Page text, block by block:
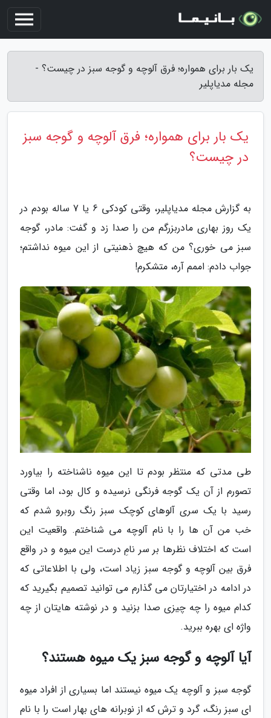
یک بار برای همواره؛ فرق آلوچه و گوجه سبز در چیست؟ -
مجله مدیاپلیر
یک بار برای همواره؛ فرق آلوچه و گوجه سبز
در چیست؟
به گزارش مجله مدیاپلیر، وقتی کودکی 6 یا 7 ساله بودم در
یک روز بهاری مادربزرگم من را صدا زد و گفت: مادر، گوجه
سبز می خوری؟ من که هیچ ذهنیتی از این میوه نداشتم؛
جواب دادم: اممم آره، متشکرم!
طی مدتی که منتظر بودم تا این میوه ناشناخته را بیاورد
تصورم از آن یک گوجه فرنگی نرسیده و کال بود، اما وقتی
رسید با یک سری آلوهای کوچک سبز رنگ روبرو شدم که
خب من آن ها را با نام آلوچه می شناختم. واقعیت این
است که اختلاف نظرها بر سر نامِ درست این میوه و در واقع
فرق بین آلوچه و گوجه سبز زیاد است، ولی با اطلاعاتی که
در ادامه در اختیارتان می گذارم می توانید تصمیم بگیرید که
کدام میوه را چه چیزی صدا بزنید و در نوشته هایتان از چه
واژه ای بهره ببرید.
آیا آلوچه و گوجه سبز یک میوه هستند؟
گوجه سبز و آلوچه یک میوه نیستند اما بسیاری از افراد میوه
ای سبز رنگ، گرد و ترش که از نوبرانه های بهار است را با نام